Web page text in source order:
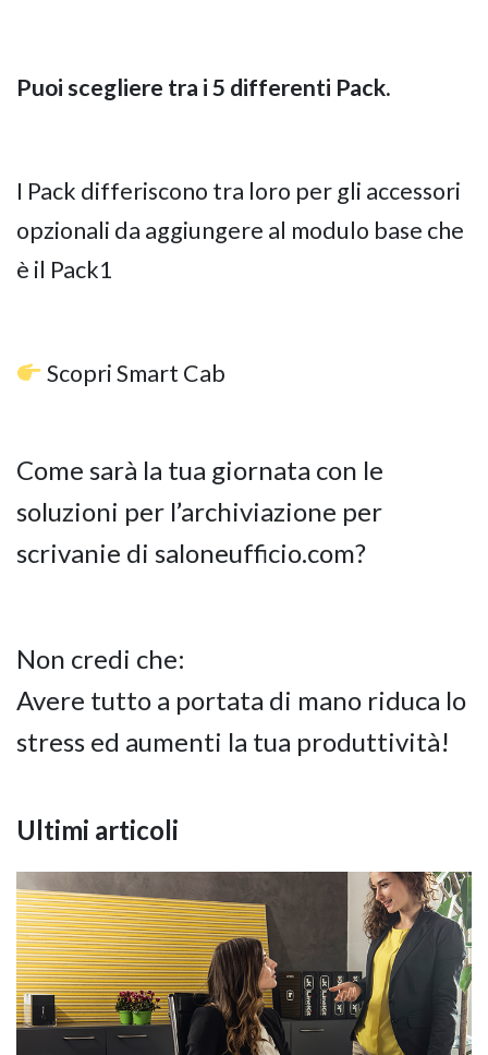
Puoi scegliere tra i 5 differenti Pack.
I Pack differiscono tra loro per gli accessori
opzionali da aggiungere al modulo base che
è il Pack1
Scopri Smart Cab
Come sarà la tua giornata con le
soluzioni per l’archiviazione per
scrivanie di saloneufficio.com?
Non credi che:
Avere tutto a portata di mano riduca lo
stress ed aumenti la tua produttività!
Ultimi articoli